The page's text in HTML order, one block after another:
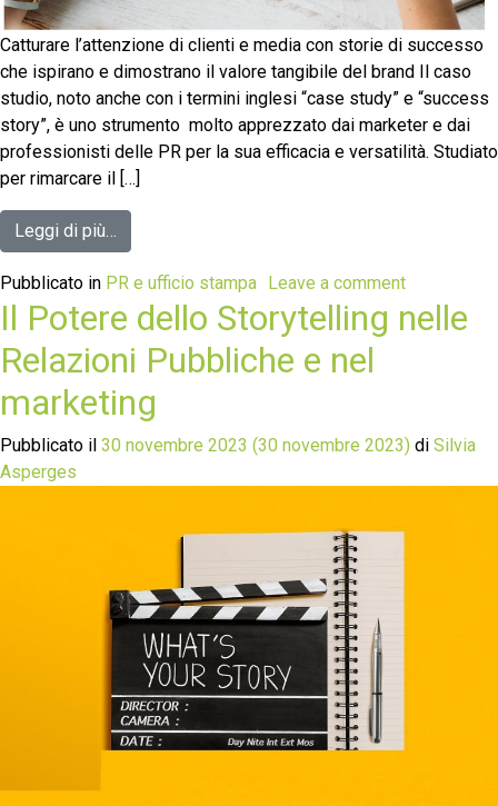
Catturare l’attenzione di clienti e media con storie di successo
che ispirano e dimostrano il valore tangibile del brand Il caso
studio, noto anche con i termini inglesi “case study” e “success
story”, è uno strumento molto apprezzato dai marketer e dai
professionisti delle PR per la sua efficacia e versatilità. Studiato
per rimarcare il […]
Leggi di più…
Pubblicato in PR e ufficio stampa Leave a comment
Il Potere dello Storytelling nelle
Relazioni Pubbliche e nel
marketing
Pubblicato il 30 novembre 2023 (30 novembre 2023) di Silvia
Asperges